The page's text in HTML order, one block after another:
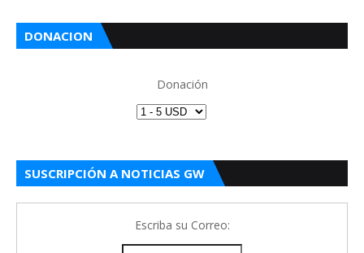
DONACION
Donación
SUSCRIPCIÓN A NOTICIAS GW
Escriba su Correo: